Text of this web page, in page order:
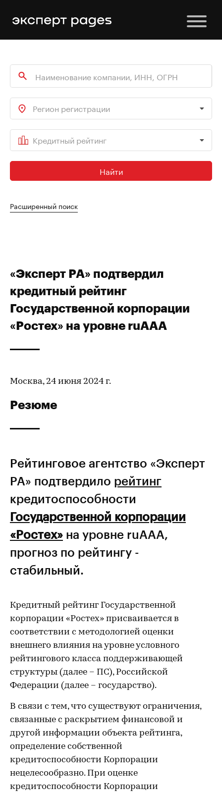
Регион регистрации
Кредитный рейтинг
Найти
Расширенный поиск
«Эксперт РА» подтвердил
кредитный рейтинг
Государственной корпорации
«Ростех» на уровне ruААА
Москва, 24 июня 2024 г.
Резюме
Рейтинговое агентство «Эксперт
РА» подтвердило рейтинг
кредитоспособности
Государственной корпорации
«Ростех» на уровне ruААА,
прогноз по рейтингу -
стабильный.
Кредитный рейтинг Государственной
корпорации «Ростех» присваивается в
соответствии с методологией оценки
внешнего влияния на уровне условного
рейтингового класса поддерживающей
структуры (далее – ПС), Российской
Федерации (далее – государство).
В связи с тем, что существуют ограничения,
связанные с раскрытием финансовой и
другой информации объекта рейтинга,
определение собственной
кредитоспособности Корпорации
нецелесообразно. При оценке
кредитоспособности Корпорации